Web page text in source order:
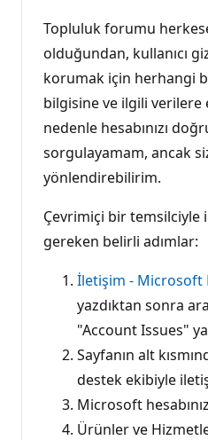
Topluluk forumu
olduğundan, kullanıcı
korumak için herhangi
bilgisine ve ilgili verilere
nedenle hesabınızı
sorgulayamam, ancak
yönlendirebilirim.
Çevrimiçi bir temsilciyle
gereken belirli adımlar:
İletişim - Microsoft
yazdıktan sonra
"Account Issues"
Sayfanın alt
destek ekibiyle
Microsoft
Ürünler ve